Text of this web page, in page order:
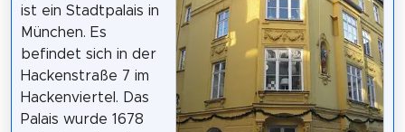
ist ein Stadtpalais in
München. Es
befindet sich in der
Hackenstraße 7 im
Hackenviertel. Das
Palais wurde 1678